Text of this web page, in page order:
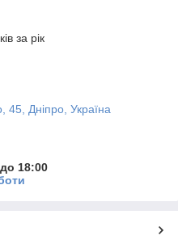
за рік
45, Дніпро, Україна
18:00